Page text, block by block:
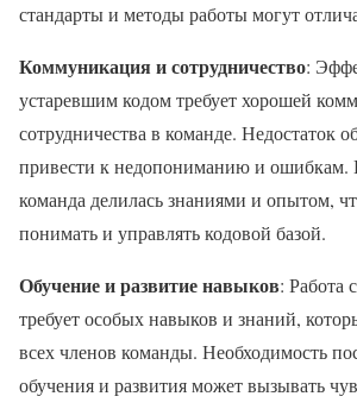
стандарты и методы работы могут
Коммуникация и сотрудничество:
устаревшим кодом требует хорошей
сотрудничества в команде. Недостаток
привести к недопониманию и
команда делилась знаниями и опытом,
понимать и управлять кодовой базой.
Обучение и развитие навыков: Работа
требует особых навыков и знаний,
всех членов команды. Необходимость
обучения и развития может вызывать